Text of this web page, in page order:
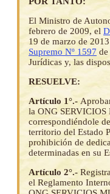
El Ministro de
febrero de 2009, el
19 de marzo de
Supremo Nº 1597
Jurídicas y, las
RESUELVE:
Artículo 1°.-
la ONG
correspondiéndole
territorio del Estado
prohibición de
determinadas en su
Artículo 2°.-
el Reglamento